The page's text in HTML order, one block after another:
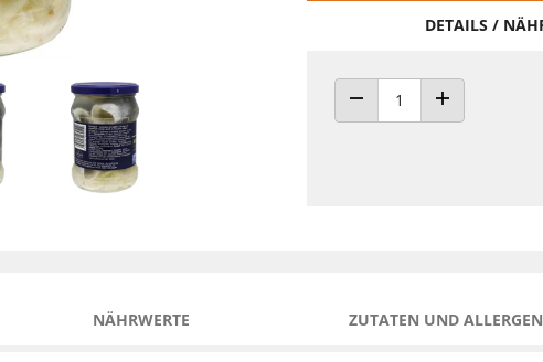
DETAILS /
ANZAHL VERRINGERN
ANZAHL
NÄHRWERTE ZUTATEN UND